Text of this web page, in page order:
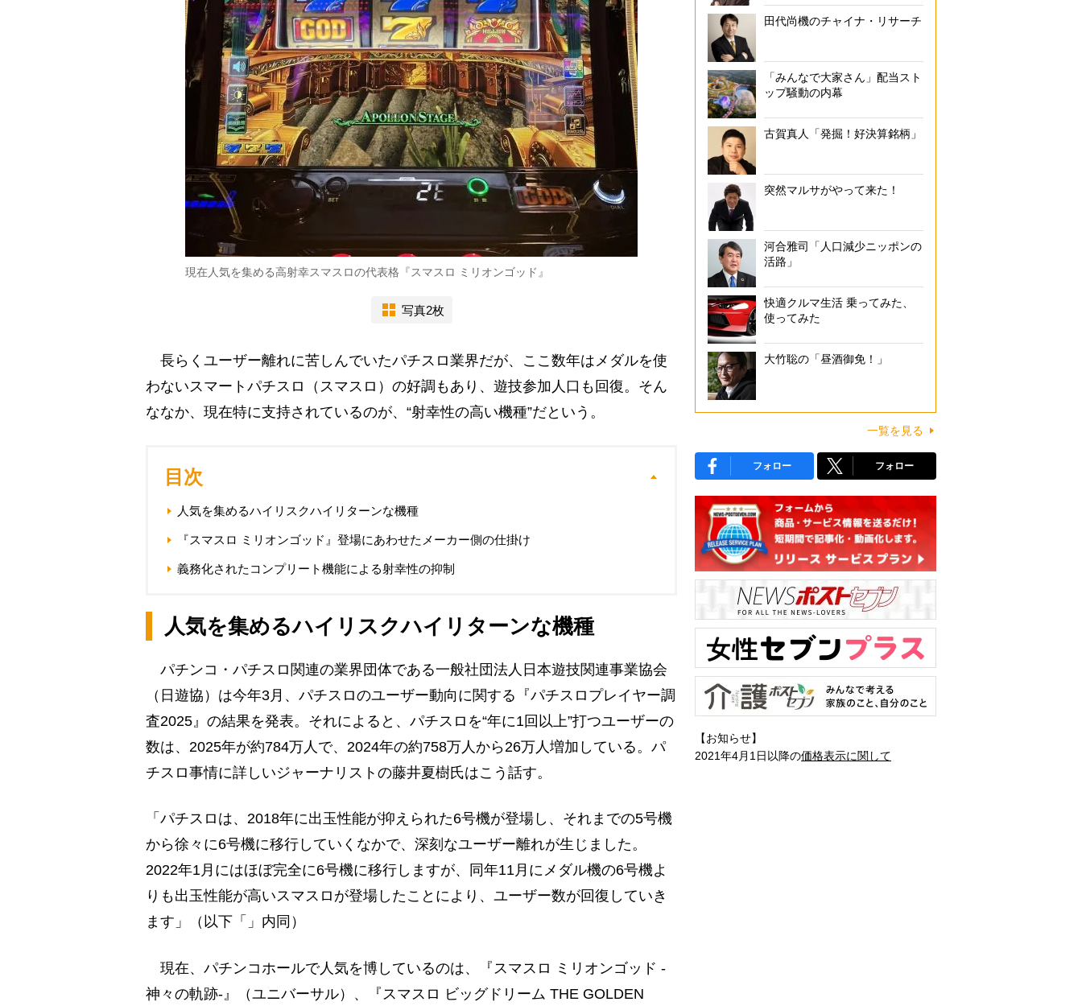
現在人気を集める高射幸スマスロの代表格『スマスロ ミリオンゴッド』
写真2枚
長らくユーザー離れに苦しんでいたパチスロ業界だが、ここ数年はメダルを使
わないスマートパチスロ（スマスロ）の好調もあり、遊技参加人口も回復。そん
ななか、現在特に支持されているのが、“射幸性の高い機種”だという。
目次
人気を集めるハイリスクハイリターンな機種
『スマスロ ミリオンゴッド』登場にあわせたメーカー側の仕掛け
義務化されたコンプリート機能による射幸性の抑制
人気を集めるハイリスクハイリターンな機種
パチンコ・パチスロ関連の業界団体である一般社団法人日本遊技関連事業協会
（日遊協）は今年3月、パチスロのユーザー動向に関する『パチスロプレイヤー調
査2025』の結果を発表。それによると、パチスロを“年に1回以上”打つユーザーの
数は、2025年が約784万人で、2024年の約758万人から26万人増加している。パ
チスロ事情に詳しいジャーナリストの藤井夏樹氏はこう話す。
「パチスロは、2018年に出玉性能が抑えられた6号機が登場し、それまでの5号機
から徐々に6号機に移行していくなかで、深刻なユーザー離れが生じました。
2022年1月にはほぼ完全に6号機に移行しますが、同年11月にメダル機の6号機よ
りも出玉性能が高いスマスロが登場したことにより、ユーザー数が回復していき
ます」（以下「」内同）
現在、パチンコホールで人気を博しているのは、『スマスロ ミリオンゴッド -
神々の軌跡-』（ユニバーサル）、『スマスロ ビッグドリーム THE GOLDEN
田代尚機のチャイナ・リサーチ
「みんなで大家さん」配当スト
ップ騒動の内幕
古賀真人「発掘！好決算銘柄」
突然マルサがやって来た！
河合雅司「人口減少ニッポンの
活路」
快適クルマ生活 乗ってみた、
使ってみた
大竹聡の「昼酒御免！」
一覧を見る
フォロー フォロー
【お知らせ】
2021年4月1日以降の価格表示に関して